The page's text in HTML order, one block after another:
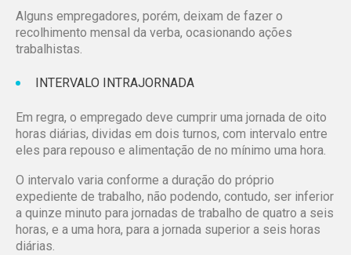
Alguns empregadores, porém, deixam de fazer o
recolhimento mensal da verba, ocasionando ações
trabalhistas.
INTERVALO INTRAJORNADA
Em regra, o empregado deve cumprir uma jornada de oito
horas diárias, dividas em dois turnos, com intervalo entre
eles para repouso e alimentação de no mínimo uma hora.
O intervalo varia conforme a duração do próprio
expediente de trabalho, não podendo, contudo, ser inferior
a quinze minuto para jornadas de trabalho de quatro a seis
horas, e a uma hora, para a jornada superior a seis horas
diárias.